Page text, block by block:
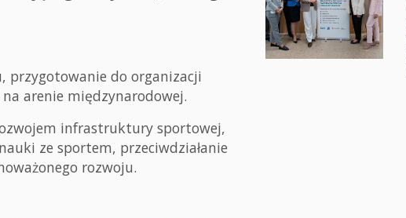
przygotowanie do organizacji
arenie międzynarodowej.
infrastruktury sportowej,
ze sportem, przeciwdziałanie
rozwoju.